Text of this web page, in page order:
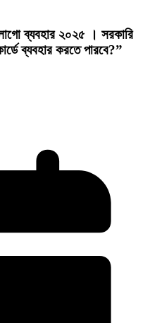
ব্যবহার ২০২৫ । সরকারি
ব্যবহার করতে পারবে?”